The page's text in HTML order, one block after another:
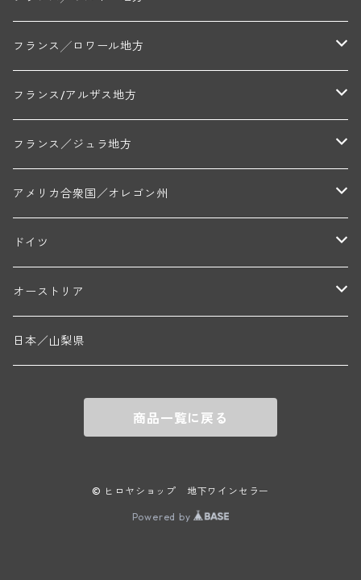
セラファン・ペール・エ・フィス(ジュヴレ・シャンベルタン)
エマニュエル・ルジェ(フラジェ・エシェゾー)
ニコラ・ルジェ(フラジェ・エシェゾー)
ドニ・モルテ(ジュヴレ・シャンベルタン)
フランソワーズ・ジャニアール(ペルナン・ヴェルジュレス)
マルキ・ダンジェルヴィル(ヴォルネー)
ドニ・ペール・エ・フィス(ペルナン・ヴェルジュレス)
コント・ラフォン(ムルソー)
フランソワ・ミクルスキ(ムルソー)
コート・シャロネーズ地区
ロワイエ(コート・デュ・クーショワ)
A&Pド・ヴィレーヌ(ブーズロン)
マコネ地区
マンシア・ポンセ(シャントレ)
ボージョレ地区
フランク・ジュイヤール(ジュリエナ)
ギイ・ブルトン(モルゴン)
ジャン・ルイ・シャーヴ・セレクション(エルミタージュ)
ル・ヴュー・ドンジョン(シャトーヌフ・デュ・パプ)
シャトー・ライヤ(シャトーヌフ・デュ・パプ)
ド・ロルチュ(ヴァルフローネ)
ヴァン・ド・ペイ・ド・レロー
ムーラン・ド・ガサック
アントル・ドゥー・メール地区
シャトー・レストリーユ
メドック地区
シャトー・ル・タンプル
フランス╱ロワール地方
ペイ・ナンテ地区
デ・オー・ペミオン(ムスカデ)
サントル・ニヴェルネ地区
ディディエ・ダグノー(プイィ・フュメ)
レジス・ミネ(プイィ・フュメ)
トゥーレーヌ地区
ド・ラ・ノブレ(シノン)
フランス/アルザス地方
ロリー・ガスマン
フランス／ジュラ地方
アルボワ
ペリカン
アメリカ合衆国／オレゴン州
ウィラメット・ヴァレー
ニコラ・ジェイ
ドイツ
ラインガウ
ゲオルグ・ブロイヤー
フランケン
オーストリア
テルメンレギオン
セップ・モーザ―
カンプタール
日本／山梨県
商品一覧に戻る
© ヒロヤショップ 地下ワインセラー
Powered by